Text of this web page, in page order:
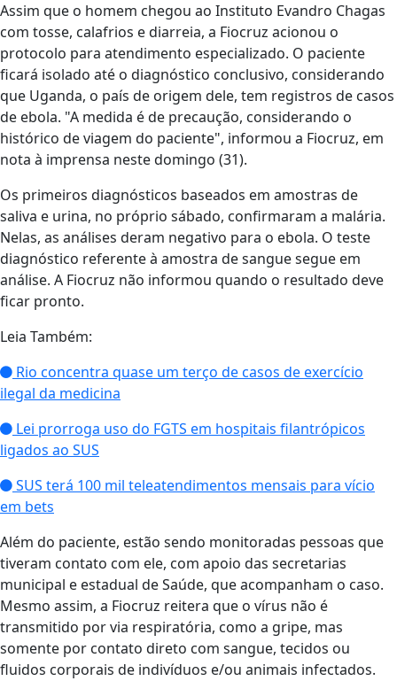
Assim que o homem chegou ao Instituto Evandro Chagas
com tosse, calafrios e diarreia, a Fiocruz acionou o
protocolo para atendimento especializado. O paciente
ficará isolado até o diagnóstico conclusivo, considerando
que Uganda, o país de origem dele, tem registros de casos
de ebola. "A medida é de precaução, considerando o
histórico de viagem do paciente", informou a Fiocruz, em
nota à imprensa neste domingo (31).
Os primeiros diagnósticos baseados em amostras de
saliva e urina, no próprio sábado, confirmaram a malária.
Nelas, as análises deram negativo para o ebola. O teste
diagnóstico referente à amostra de sangue segue em
análise. A Fiocruz não informou quando o resultado deve
ficar pronto.
Leia Também:
Rio concentra quase um terço de casos de exercício
ilegal da medicina
Lei prorroga uso do FGTS em hospitais filantrópicos
ligados ao SUS
SUS terá 100 mil teleatendimentos mensais para vício
em bets
Além do paciente, estão sendo monitoradas pessoas que
tiveram contato com ele, com apoio das secretarias
municipal e estadual de Saúde, que acompanham o caso.
Mesmo assim, a Fiocruz reitera que o vírus não é
transmitido por via respiratória, como a gripe, mas
somente por contato direto com sangue, tecidos ou
fluidos corporais de indivíduos e/ou animais infectados.